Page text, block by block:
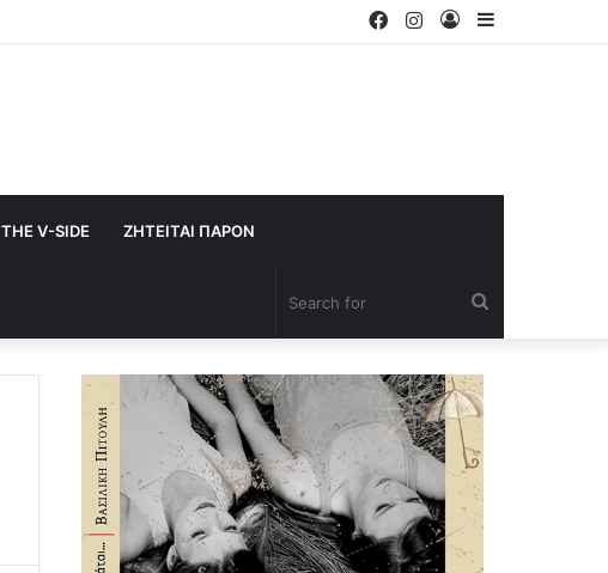
Log
Instagram
Facebook
THE V-SIDE ΖΗΤΕΙΤΑΙ ΠΑΡΟΝ